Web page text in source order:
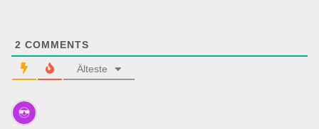
2 COMMENTS
Älteste